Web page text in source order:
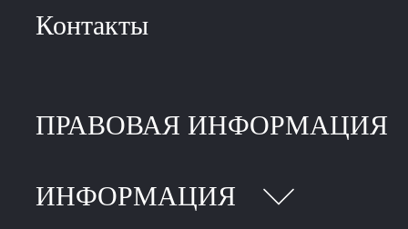
Контакты
ПРАВОВАЯ ИНФОРМАЦИЯ
ИНФОРМАЦИЯ